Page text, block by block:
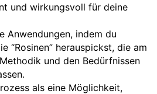
und wirkungsvoll für deine
Anwendungen, indem du
“Rosinen” herauspickst, die am
und den Bedürfnissen
als eine Möglichkeit,